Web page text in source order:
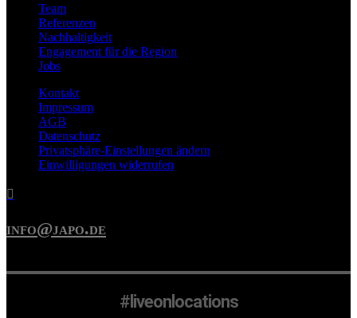
Team
Referenzen
Nachhaltigkeit
Engagement für die Region
Jobs
Kontakt
Impressum
AGB
Datenschutz
Privatsphäre-Einstellungen ändern
Einwilligungen widerrufen

info@japo.de
#liveonlocations